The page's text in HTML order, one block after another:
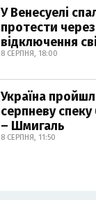
У Венесуелі
протести
відключення
8 СЕРПНЯ, 18:00
Україна
серпневу
– Шмигаль
8 СЕРПНЯ, 11:50